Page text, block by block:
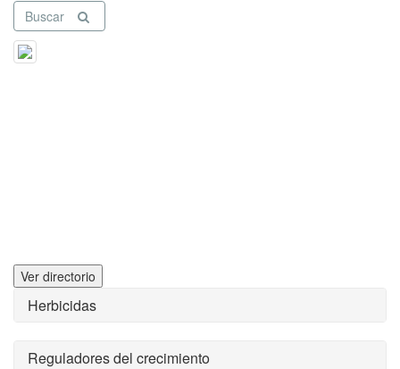
Buscar
Ver directorio
Herbicidas
Reguladores del crecimiento